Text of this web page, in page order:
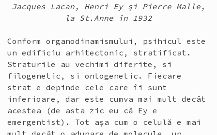
Jacques Lacan, Henri Ey şi Pierre Malle,
la St.Anne în 1932
Conform organodinamismului, psihicul este
un edificiu arhitectonic, stratificat.
Straturile au vechimi diferite, si
filogenetic, si ontogenetic. Fiecare
strat e depinde cele care îi sunt
inferioare, dar este cumva mai mult decât
acestea (de asta zic eu că Ey e
emergentist). Tot aşa cum o celulă e mai